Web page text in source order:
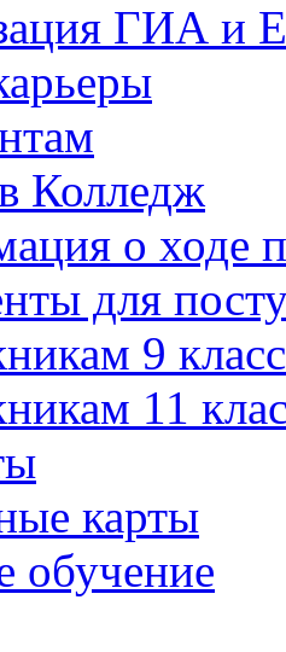
ГИА и
Колледж
о ходе
для
9
11
карты
обучение